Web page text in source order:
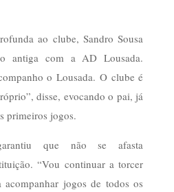
ao clube, Sandro Sousa
antiga com a AD Lousada.
o Lousada. O clube é
disse, evocando o pai, já
primeiros jogos.
que não se afasta
“Vou continuar a torcer
jogos de todos os